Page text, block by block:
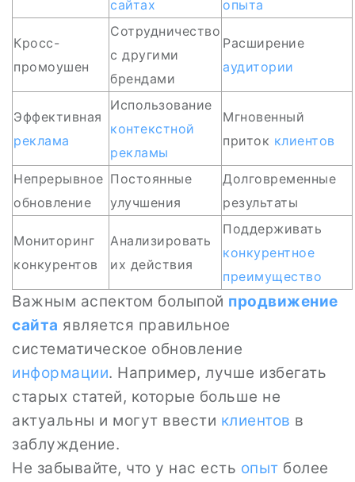
сайтах
опыта
Кросс-
промоушен
Сотрудничество
с другими
брендами
Расширение
аудитории
Эффективная
реклама
Использование
контекстной
рекламы
Мгновенный
приток клиентов
Непрерывное
обновление
Постоянные
улучшения
Долговременные
результаты
Мониторинг
конкурентов
Анализировать
их действия
Поддерживать
конкурентное
преимущество
Важным аспектом болыпой продвижение
сайта является правильное
систематическое обновление
информации. Например, лучше избегать
старых статей, которые больше не
актуальны и могут ввести клиентов в
заблуждение.
Не забывайте, что у нас есть опыт более